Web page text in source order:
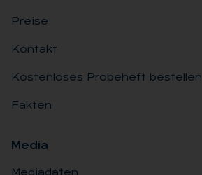
Preise
Kontakt
Kostenloses Probeheft bestellen
Fakten
Me­dia
Mediadaten